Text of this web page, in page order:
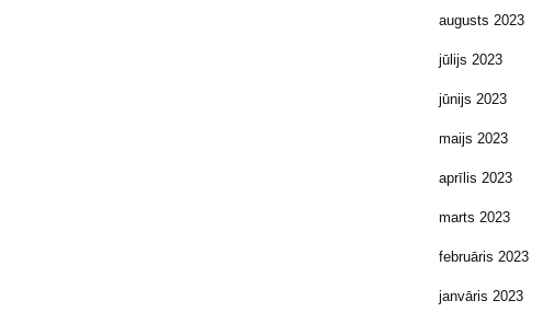
augusts 2023
jūlijs 2023
jūnijs 2023
maijs 2023
aprīlis 2023
marts 2023
februāris 2023
janvāris 2023